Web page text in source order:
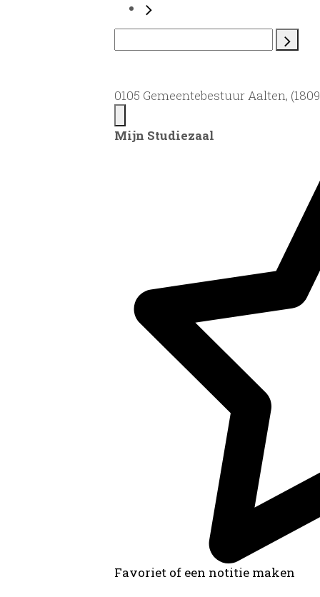
0105 Gemeentebestuur Aalten,
Mijn Studiezaal
Favoriet of een notitie maken